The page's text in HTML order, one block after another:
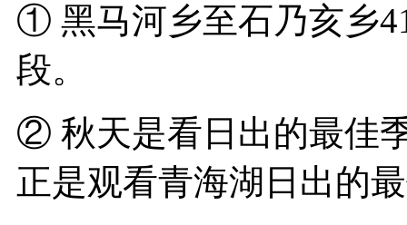
① 黑马河乡至石乃亥乡
段。
② 秋天是看日出的最佳
正是观看青海湖日出的